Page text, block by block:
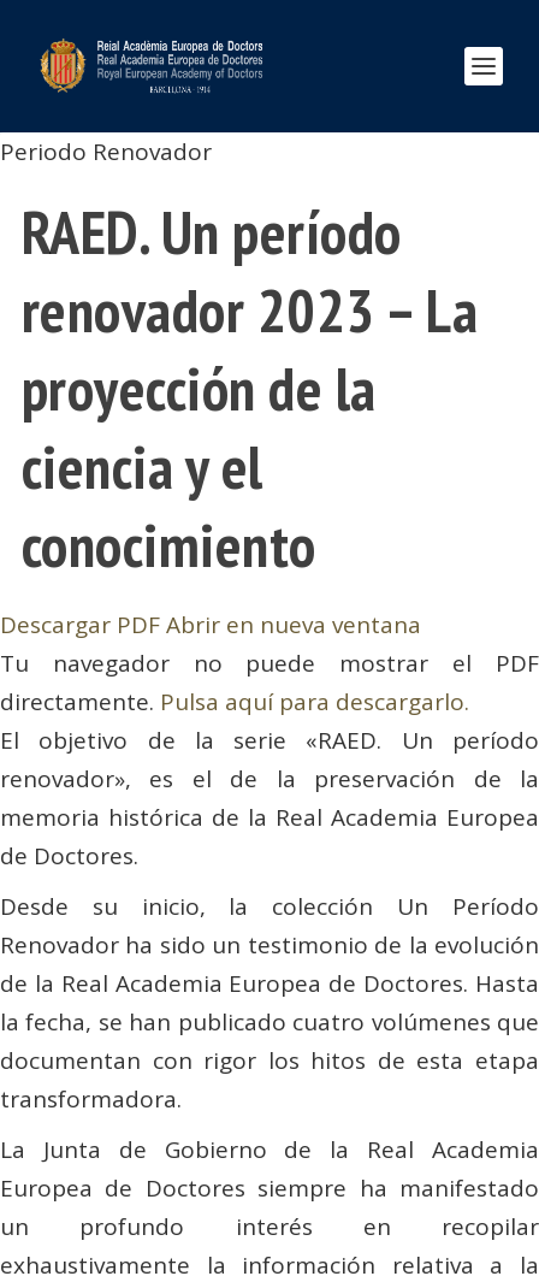
Periodo Renovador
RAED. Un período
renovador 2023 – La
proyección de la
ciencia y el
conocimiento
Descargar PDFAbrir en nueva ventana
Tu navegador no puede mostrar el PDF
directamente. Pulsa aquí para descargarlo.
El objetivo de la serie «RAED. Un período
renovador», es el de la preservación de la
memoria histórica de la Real Academia Europea
de Doctores.
Desde su inicio, la colección Un Período
Renovador ha sido un testimonio de la evolución
de la Real Academia Europea de Doctores. Hasta
la fecha, se han publicado cuatro volúmenes que
documentan con rigor los hitos de esta etapa
transformadora.
La Junta de Gobierno de la Real Academia
Europea de Doctores siempre ha manifestado
un profundo interés en recopilar
exhaustivamente la información relativa a la